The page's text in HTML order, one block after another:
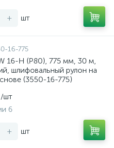
+ шт
16-775
16-H (Р80), 775 мм, 30 м,
шлифовальный рулон на
(3550-16-775)
/шт
6
+ шт